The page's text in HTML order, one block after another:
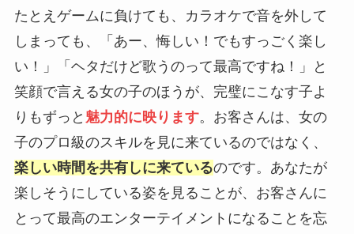
たとえゲームに負けても、カラオケで音を外して
しまっても、「あー、悔しい！でもすっごく楽し
い！」「ヘタだけど歌うのって最高ですね！」と
笑顔で言える女の子のほうが、完璧にこなす子よ
りもずっと 魅力的に映ります。お客さんは、女の
子のプロ級のスキルを見に来ているのではなく、
楽しい時間を共有しに来ているのです。あなたが
楽しそうにしている姿を見ることが、お客さんに
とって最高のエンターテイメントになることを忘